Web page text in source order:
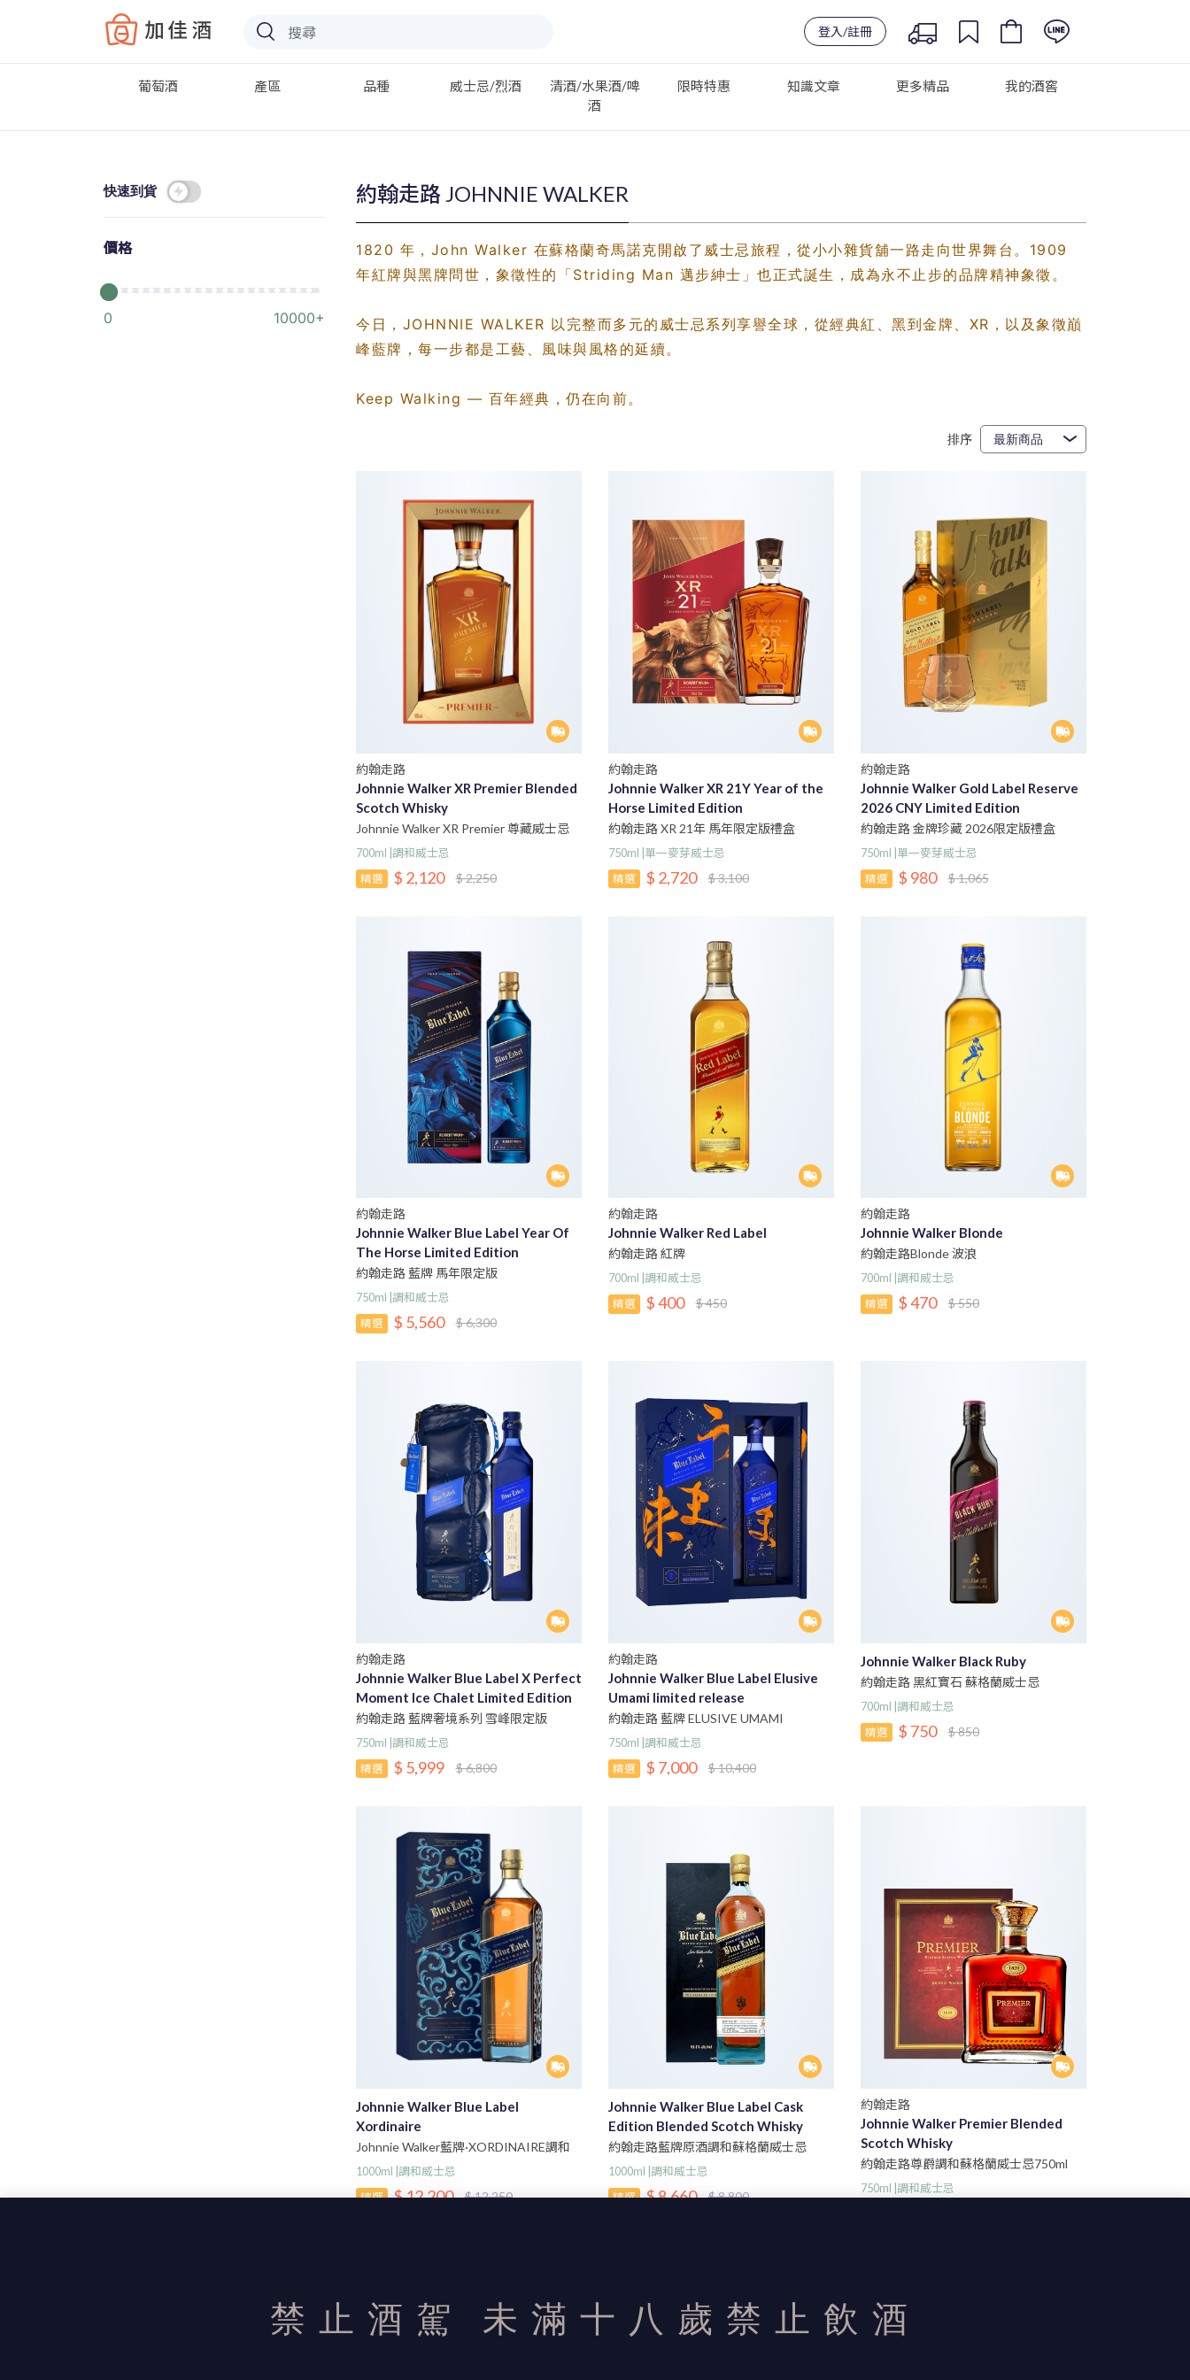
Baccus
登入/註冊
葡萄酒 產區 品種 威士忌/烈酒
清酒/水果酒/啤
酒
限時特惠 知識文章 更多精品 我的酒窖
快速到貨
價格
0 10000+
約翰走路 JOHNNIE WALKER
1820 年，John Walker 在蘇格蘭奇馬諾克開啟了威士忌旅程，從小小雜貨舖一路走向世界舞台。1909
年紅牌與黑牌問世，象徵性的「Striding Man 邁步紳士」也正式誕生，成為永不止步的品牌精神象徵。
今日，JOHNNIE WALKER 以完整而多元的威士忌系列享譽全球，從經典紅、黑到金牌、XR，以及象徵巔
峰藍牌，每一步都是工藝、風味與風格的延續。
Keep Walking — 百年經典，仍在向前。
排序
約翰走路
Johnnie Walker XR Premier Blended
Scotch Whisky
Johnnie Walker XR Premier 尊藏威士忌
700ml |調和威士忌
精選 $ 2,120 $ 2,250
約翰走路
Johnnie Walker XR 21Y Year of the
Horse Limited Edition
約翰走路 XR 21年 馬年限定版禮盒
750ml |單一麥芽威士忌
精選 $ 2,720 $ 3,100
約翰走路
Johnnie Walker Gold Label Reserve
2026 CNY Limited Edition
約翰走路 金牌珍藏 2026限定版禮盒
750ml |單一麥芽威士忌
精選 $ 980 $ 1,065
約翰走路
Johnnie Walker Blue Label Year Of
The Horse Limited Edition
約翰走路 藍牌 馬年限定版
750ml |調和威士忌
精選 $ 5,560 $ 6,300
約翰走路
Johnnie Walker Red Label
約翰走路 紅牌
700ml |調和威士忌
精選 $ 400 $ 450
約翰走路
Johnnie Walker Blonde
約翰走路Blonde 波浪
700ml |調和威士忌
精選 $ 470 $ 550
約翰走路
Johnnie Walker Blue Label X Perfect
Moment Ice Chalet Limited Edition
約翰走路 藍牌奢境系列 雪峰限定版
750ml |調和威士忌
精選 $ 5,999 $ 6,800
約翰走路
Johnnie Walker Blue Label Elusive
Umami limited release
約翰走路 藍牌 ELUSIVE UMAMI
750ml |調和威士忌
精選 $ 7,000 $ 10,400
Johnnie Walker Black Ruby
約翰走路 黑紅寶石 蘇格蘭威士忌
700ml |調和威士忌
精選 $ 750 $ 850
Johnnie Walker Blue Label
Xordinaire
Johnnie Walker藍牌·XORDINAIRE調和
威士忌
1000ml |調和威士忌
精選 $ 12,200 $ 12,250
Johnnie Walker Blue Label Cask
Edition Blended Scotch Whisky
約翰走路藍牌原酒調和蘇格蘭威士忌
1000ml
1000ml |調和威士忌
精選 $ 8,660 $ 8,800
約翰走路
Johnnie Walker Premier Blended
Scotch Whisky
約翰走路尊爵調和蘇格蘭威士忌750ml
750ml |調和威士忌
禁止酒駕 未滿十八歲禁止飲酒